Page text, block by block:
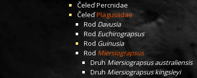
ČeleďPercnidae
ČeleďPlagusiidae
Rod Davusia
Rod Euchirograpsus
Rod Guinusia
Rod Miersiograpsus
Druh Miersiograpsus australiensis
Druh Miersiograpsus kingsleyi